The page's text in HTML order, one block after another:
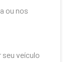
ou nos
veículo